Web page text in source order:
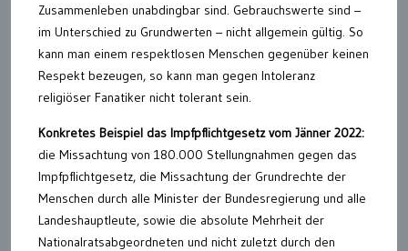
Zusammenleben unabdingbar sind. Gebrauchswerte sind –
im Unterschied zu Grundwerten – nicht allgemein gültig. So
kann man einem respektlosen Menschen gegenüber keinen
Respekt bezeugen, so kann man gegen Intoleranz
religiöser Fanatiker nicht tolerant sein.
Konkretes Beispiel das Impfpflichtgesetz vom Jänner 2022:
die Missachtung von 180.000 Stellungnahmen gegen das
Impfpflichtgesetz, die Missachtung der Grundrechte der
Menschen durch alle Minister der Bundesregierung und alle
Landeshauptleute, sowie die absolute Mehrheit der
Nationalratsabgeordneten und nicht zuletzt durch den